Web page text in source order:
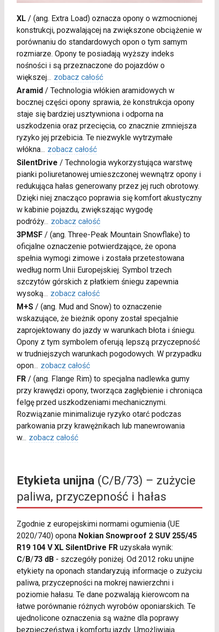
XL/ (ang. Extra Load) oznacza opony o wzmocnionej
konstrukcji, pozwalającej na zwiększone obciążenie w
porównaniu do standardowych opon o tym samym
rozmiarze. Opony te posiadają wyższy indeks
nośności i są przeznaczone do pojazdów o
większej... zobacz całość
Aramid / Technologia włókien aramidowych w
bocznej części opony sprawia, że konstrukcja opony
staje się bardziej usztywniona i odporna na
uszkodzenia oraz przecięcia, co znacznie zmniejsza
ryzyko jej przebicia. Te niezwykle wytrzymałe
włókna... zobacz całość
SilentDrive / Technologia wykorzystująca warstwę
pianki poliuretanowej umieszczonej wewnątrz opony i
redukująca hałas generowany przez jej ruch obrotowy.
Dzięki niej znacząco poprawia się komfort akustyczny
w kabinie pojazdu, zwiększając wygodę
podróży... zobacz całość
3PMSF/ (ang. Three-Peak Mountain Snowflake) to
oficjalne oznaczenie potwierdzające, że opona
spełnia wymogi zimowe i została przetestowana
według norm Unii Europejskiej. Symbol trzech
szczytów górskich z płatkiem śniegu zapewnia
wysoką... zobacz całość
M+S/ (ang. Mud and Snow) to oznaczenie
wskazujące, że bieżnik opony został specjalnie
zaprojektowany do jazdy w warunkach błota i śniegu.
Opony z tym symbolem oferują lepszą przyczepność
w trudniejszych warunkach pogodowych. W przypadku
opon... zobacz całość
FR/ (ang. Flange Rim) to specjalna nadlewka gumy
przy krawędzi opony, tworząca zagłębienie i chroniąca
felgę przed uszkodzeniami mechanicznymi.
Rozwiązanie minimalizuje ryzyko otarć podczas
parkowania przy krawężnikach lub manewrowania
w... zobacz całość
Etykieta unijna(C/B/73) – zużycie
paliwa, przyczepność i hałas
Zgodnie z europejskimi normami ogumienia (UE
2020/740) opona Nokian Snowproof 2 SUV 255/45
R19 104 V XL SilentDrive FRuzyskała wynik:
C/ B/73 dB- szczegóły poniżej. Od 2012 roku unijne
etykiety na oponach standaryzują informacje o zużyciu
paliwa, przyczepności na mokrej nawierzchni i
poziomie hałasu. Te dane pozwalają kierowcom na
łatwe porównanie różnych wyrobów oponiarskich. Te
ujednolicone oznaczenia są ważne dla poprawy
bezpieczeństwa i komfortu jazdy. Umożliwiają